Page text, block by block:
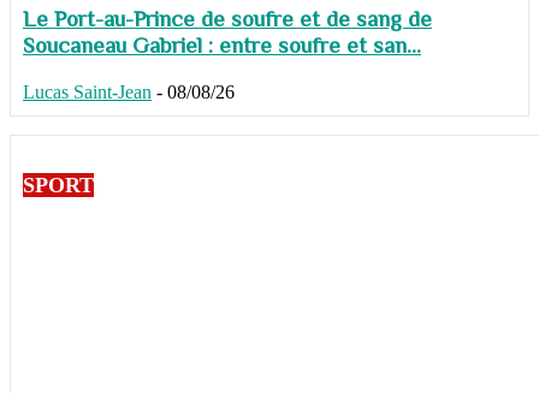
Le Port-au-Prince de soufre et de sang de
Soucaneau Gabriel : entre soufre et san...
Lucas Saint-Jean - 08/08/26
SPORT